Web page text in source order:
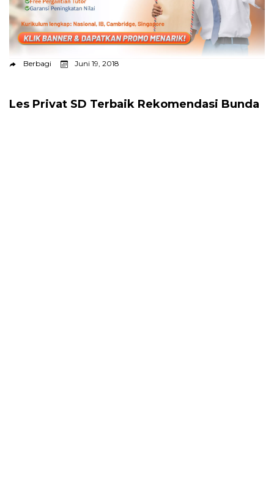
Berbagi Juni 19, 2018
Les Privat SD Terbaik Rekomendasi Bunda